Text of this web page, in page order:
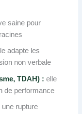
saine pour
adapte les
non verbale
TDAH) : elle
de performance
une rupture